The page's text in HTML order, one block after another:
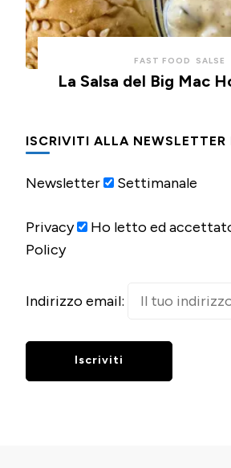
FAST FOOD SALSE
La Salsa del Big Mac
ISCRIVITI ALLA NEWSLETTER
Newsletter Settimanale
Privacy
Ho letto ed
Policy
Indirizzo email: